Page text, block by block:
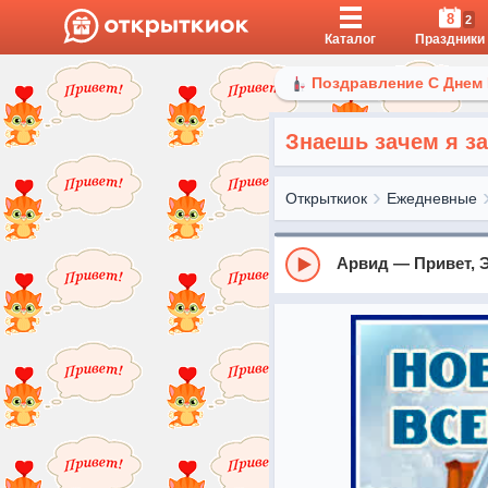
Каталог
8 2
Праздники
Поздравление С
Знаешь зачем я
Открыткиок Ежедневные
Арвид — Привет,